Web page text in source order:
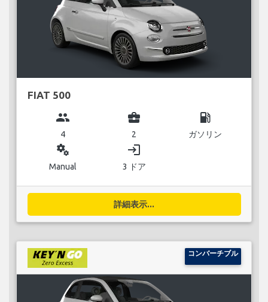
FIAT 500
group
4
business_center
2
local_gas_station
ガソリン
miscellaneous_services
Manual
login
3 ドア
詳細表示...
コンバーチブル